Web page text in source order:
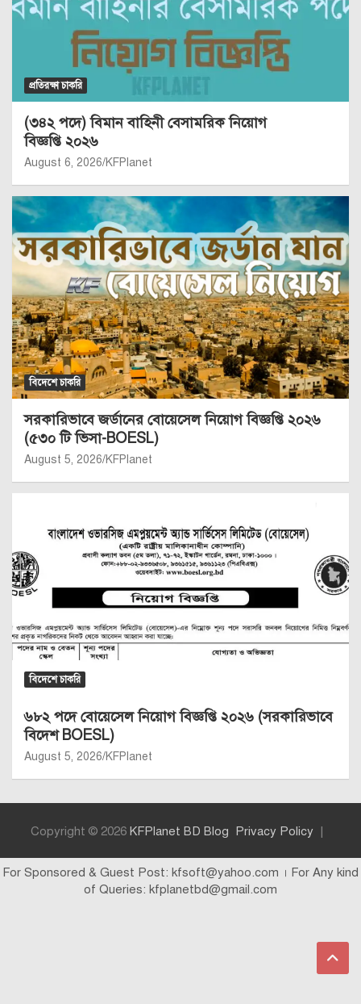
প্রতিরক্ষা চাকরি
(৩৪২ পদে) বিমান বাহিনী বেসামরিক নিয়োগ
বিজ্ঞপ্তি ২০২৬
August 6, 2026 KFPlanet
বিদেশে চাকরি
সরকারিভাবে জর্ডানের বোয়েসেল নিয়োগ বিজ্ঞপ্তি ২০২৬
(৫৩০ টি ভিসা-BOESL)
August 5, 2026 KFPlanet
বিদেশে চাকরি
৬৮২ পদে বোয়েসেল নিয়োগ বিজ্ঞপ্তি ২০২৬ (সরকারিভাবে
বিদেশ BOESL)
August 5, 2026 KFPlanet
Copyright © 2026 KFPlanet BD Blog Privacy Policy
For Sponsored & Guest Post: kfsoft@yahoo.com । For Any kind
of Queries: kfplanetbd@gmail.com